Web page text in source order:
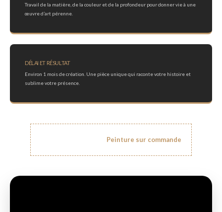
Travail de la matière, de la couleur et de la profondeur pour donner vie à une
œuvre d’art pérenne.
DÉLAI ET RÉSULTAT
Environ 1 mois de création. Une pièce unique qui raconte votre histoire et
sublime votre présence.
Peinture sur commande